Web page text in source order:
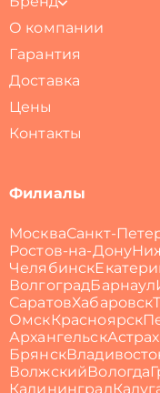
О компании
Гарантия
Доставка
Цены
Контакты
Филиалы
МоскваСанкт-
Ростов-на-Дону
Челябинск
ВолгоградБарнаул
СаратовХабаровск
ОмскКрасноярск
Архангельск
Брянск
ВолжскийВологда
Калининград